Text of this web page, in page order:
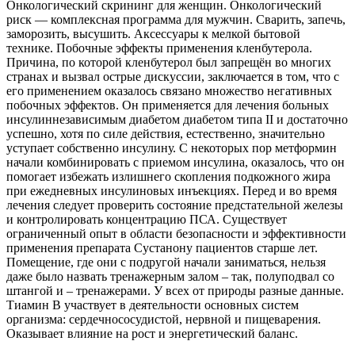
Онкологический скрининг для женщин. Онкологический
риск — комплексная программа для мужчин. Сварить, запечь,
заморозить, высушить. Аксессуары к мелкой бытовой
технике. Побочные эффекты применения кленбутерола.
Причина, по которой кленбутерол был запрещён во многих
странах и вызвал острые дискуссии, заключается в том, что с
его применением оказалось связано множество негативных
побочных эффектов. Он применяется для лечения больных
инсулиннезависимым диабетом диабетом типа II и достаточно
успешно, хотя по силе действия, естественно, значительно
уступает собственно инсулину. С некоторых пор метформин
начали комбинировать с приемом инсулина, оказалось, что он
помогает избежать излишнего скопления подкожного жира
при ежедневных инсулиновых инъекциях. Перед и во время
лечения следует проверить состояние предстательной железы
и контролировать концентрацию ПСА. Существует
ограниченный опыт в области безопасности и эффективности
применения препарата Сустанону пациентов старше лет.
Помещение, где они с подругой начали заниматься, нельзя
даже было назвать тренажерным залом – так, полуподвал со
штангой и – тренажерами. У всех от природы разные данные.
Тиамин В участвует в деятельности основных систем
организма: сердечнососудистой, нервной и пищеварения.
Оказывает влияние на рост и энергетический баланс.